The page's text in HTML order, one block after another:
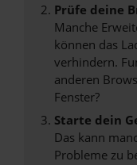
Prüfe deine
Manche
können das
verhindern.
anderen
Fenster?
Starte dein
Das kann
Probleme zu